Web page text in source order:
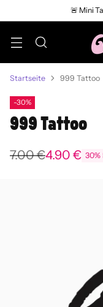
🚨 Mini
Startseite 999 Tattoo
-30%
999 Tattoo
Normaler
7.00 €4.90 € 30%